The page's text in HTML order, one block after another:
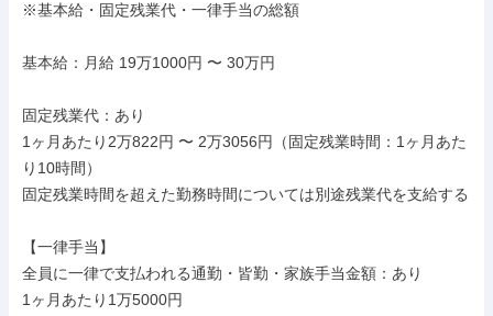
※基本給・固定残業代・一律手当の総額
基本給：月給 19万1000円 〜 30万円
固定残業代：あり
1ヶ月あたり2万822円 〜 2万3056円（固定残業時間：1ヶ月あた
り10時間）
固定残業時間を超えた勤務時間については別途残業代を支給する
【一律手当】
全員に一律で支払われる通勤・皆勤・家族手当金額：あり
1ヶ月あたり1万5000円